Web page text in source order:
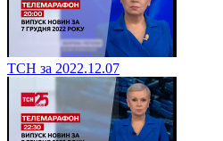
ТСН за 2022.12.07